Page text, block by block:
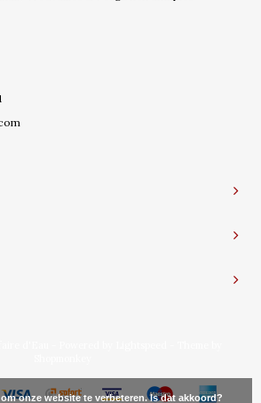
onze website te verbeteren. Is dat akkoord?